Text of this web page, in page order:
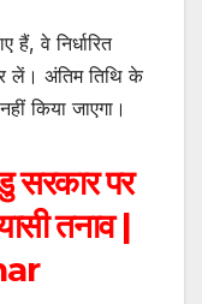
वे निर्धारित
लें। अंतिम तिथि के
किया जाएगा।
सरकार पर
तनाव |